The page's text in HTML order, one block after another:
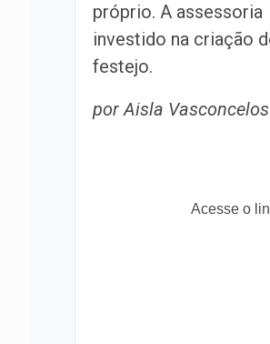
próprio. A
investido na criação
festejo.
por Aisla Vasconcelos
Acesse o